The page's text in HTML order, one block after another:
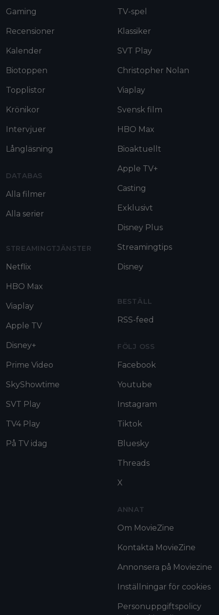
Gaming
Recensioner
Kalender
Biotoppen
Topplistor
Krönikor
Intervjuer
Långläsning
DATABAS
Alla filmer
Alla serier
STREAMINGTJÄNSTER
Netflix
HBO Max
Viaplay
Apple TV
Disney+
Prime Video
SkyShowtime
SVT Play
TV4 Play
På TV idag
TV-spel
Klassiker
SVT Play
Christopher Nolan
Viaplay
Svensk film
HBO Max
Bioaktuellt
Apple TV+
Casting
Exklusivt
Disney Plus
Streamingtips
Disney
BESTÄLL
RSS-feed
FÖLJ OSS
Facebook
Youtube
Instagram
Tiktok
Bluesky
Threads
X
ANNAT
Om MovieZine
Kontakta MovieZine
Annonsera på Moviezine
Inställningar för cookies
Personuppgiftspolicy